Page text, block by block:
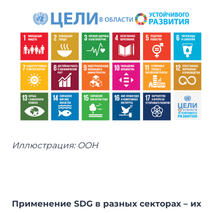
Иллюстрация: ООН
Применение SDG в разных секторах – их